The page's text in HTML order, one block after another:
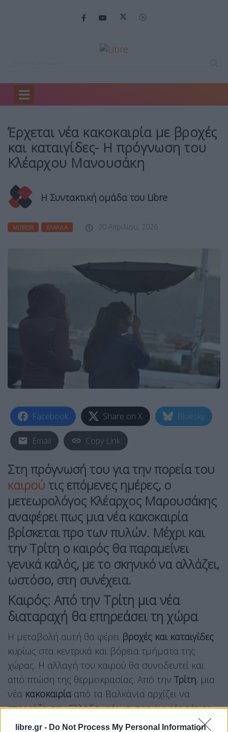
libre.gr - Do Not Process My Personal Information
Home
Έρχεται νέα κακοκαιρία με βροχές
και καταιγίδες- Η πρόγνωση του
Κλέαρχου Μανουσάκη
Η Συντακτική ομάδα του Libre
MIRROR ΕΛΛΆΔΑ 20 Απριλίου, 2026
Facebook Share on X Bluesky
Email Copy Link
Στη πρόγνωσή του για την πορεία του
καιρού τις επόμενες ημέρες, ο
μετεωρολόγος Κλέαρχος Μαρουσάκης
αναφέρει πως μια νέα κακοκαιρία
βρίσκεται προ των πυλών. Μέχρι και
την Τρίτη ο καιρός θα παραμείνει
γενικά καλός, με το σκηνικό να αλλάζει,
ωστόσο, στη συνέχεια.
Καιρός: Από την Τρίτη μια νέα
διαταραχή θα επηρεάσει τη χώρα
Η μεταβολή αυτή θα φέρει βροχές και καταιγίδες
κυρίως στα κεντρικά και βόρεια τμήματα της
χώρας. Η αλλαγή του καιρού θα συνοδευτεί και
από πτώση της θερμοκρασίας. Από την Τρίτη, μια
νέα κακοκαιρία από τα Βαλκάνια αρχίζει να
επηρεάζει την Ελλάδα, φέρνοντας ψυχρές αέριες
μάζες. Τα πρώτα φαινόμενα θα εμφανιστούν